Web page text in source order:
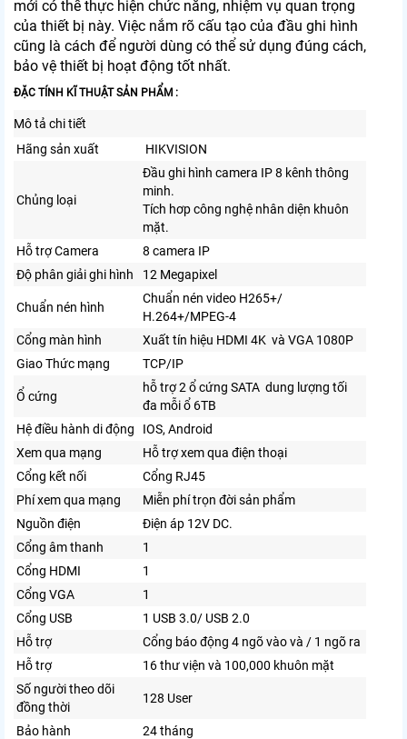
mới có thể thực hiện chức năng, nhiệm vụ quan trọng
của thiết bị này. Việc nắm rõ cấu tạo của đầu ghi hình
cũng là cách để người dùng có thể sử dụng đúng cách,
bảo vệ thiết bị hoạt động tốt nhất.
ĐẶC TÍNH KĨ THUẬT SẢN PHẨM :
Mô tả chi tiết
Hãng sản xuất
HIKVISION
Chủng loại
Đầu ghi hình camera IP 8 kênh thông
minh.
Tích hơp công nghệ nhân diện khuôn
mặt.
Hỗ trợ Camera
8 camera IP
Độ phân giải ghi hình
12 Megapixel
Chuẩn nén hình
Chuẩn nén video H265+/
H.264+/MPEG-4
Cổng màn hình
Xuất tín hiệu HDMI 4K và VGA 1080P
Giao Thức mạng
TCP/IP
Ổ cứng
hỗ trợ 2 ổ cứng SATA dung lượng tối
đa mỗi ổ 6TB
Hệ điều hành di động
IOS, Android
Xem qua mạng
Hỗ trợ xem qua điện thoại
Cổng kết nối
Cổng RJ45
Phí xem qua mạng
Miễn phí trọn đời sản phẩm
Nguồn điện
Điện áp 12V DC.
Cổng âm thanh
1
Cổng HDMI
1
Cổng VGA
1
Cổng USB
1 USB 3.0/ USB 2.0
Hỗ trợ
Cổng báo động 4 ngõ vào và / 1 ngõ ra
Hỗ trợ
16 thư viện và 100,000 khuôn mặt
Số người theo dõi
đồng thời
128 User
Bảo hành
24 tháng